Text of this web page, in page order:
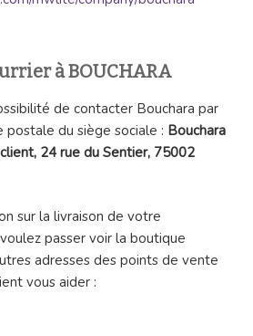
à BOUCHARA
de contacter Bouchara par
postale du siège sociale : Bouchara
24 rue du Sentier, 75002
sur la livraison de votre
passer voir la boutique
adresses des points de vente
vous aider :